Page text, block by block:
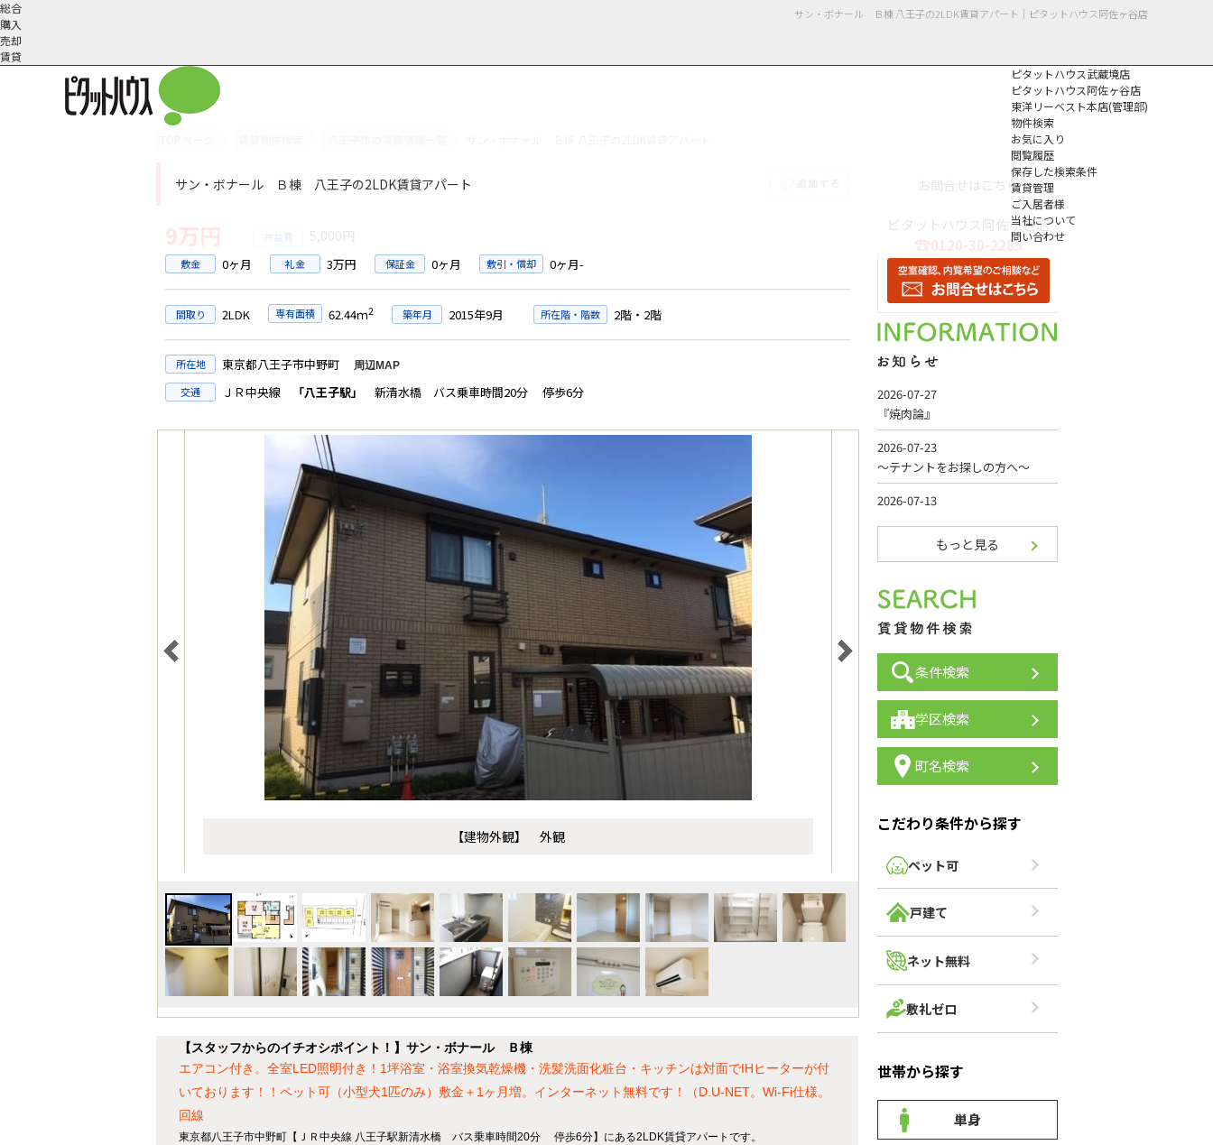
サン・ボナール Ｂ棟 八王子の2LDK賃貸アパート｜ピタットハウス阿佐ヶ谷店
総合
購入
売却
賃貸
ピタットハウス武蔵境店
ピタットハウス阿佐ヶ谷店
東洋リーベスト本店(管理部)
物件検索
お気に入り
閲覧履歴
保存した検索条件
賃貸管理
オーナー様へ 賃貸業務内容 管理物件一覧
ご入居者様
契約内容・更新等 住まいのトラブル
当社について
会社概要 スタッフ紹介 採用情報
問い合わせ
サン・ボナール Ｂ棟 八王子の2LDK賃貸アパート
9万円 5,000円
敷金 0ヶ月 礼金 3万円 保証金 0ヶ月 敷引・償却 0ヶ月-
間取り 2LDK 専有面積 62.44ｍ2 築年月 2015年9月 所在階・階数 2階・2階
所在地 東京都八王子市中野町 周辺MAP
交通 ＪＲ中央線 「八王子駅」 新清水橋 バス乗車時間20分 停歩6分
【建物外観】 外観
【スタッフからのイチオシポイント！】サン・ボナール Ｂ棟
エアコン付き。全室LED照明付き！1坪浴室・浴室換気乾燥機・洗髪洗面化粧台・キッチンは対面でIHヒーターが付
いております！！ペット可（小型犬1匹のみ）敷金＋1ヶ月増。インターネット無料です！（D.U-NET。Wi-Fi仕様。
回線
東京都八王子市中野町【ＪＲ中央線 八王子駅新清水橋 バス乗車時間20分 停歩6分】にある2LDK賃貸アパートです。
お問合せはこちら
ピタットハウス阿佐ヶ谷店
0120-30-2285
もっと見る
条件検索
学区検索
町名検索
こだわり条件から探す
ペット可
戸建て
ネット無料
敷礼ゼロ
世帯から探す
単身